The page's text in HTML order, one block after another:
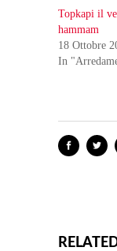
Topkapi il
hammam
18 Ottobre
In